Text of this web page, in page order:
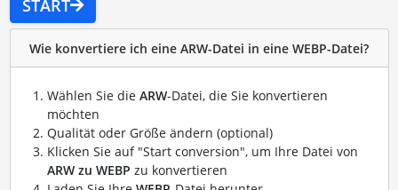
START
Wie konvertiere ich eine ARW-Datei in eine WEBP-Datei?
Wählen Sie die ARW-Datei, die Sie konvertieren
möchten
Qualität oder Größe ändern (optional)
Klicken Sie auf "Start conversion", um Ihre Datei von
ARW zu WEBP zu konvertieren